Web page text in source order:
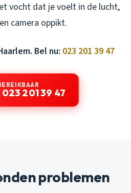
vocht dat je voelt in de lucht,
camera oppikt.
Bel nu: 023 201 39 47
023 201 39 47
problemen